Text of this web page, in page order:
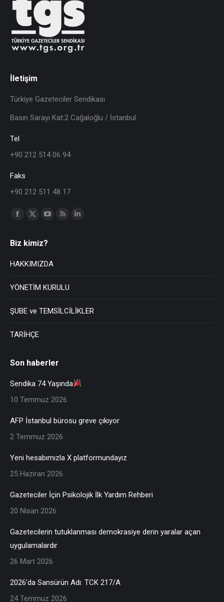
İletişim
Türkiye Gazeteciler Sendikası
Basın Sarayı Kat:2 Cağaloğlu / İstanbul
Tel
+90 212 514 06 94
Faks
+90 212 511 48 17
Find us on:
Biz kimiz?
HAKKIMIZDA
YÖNETİM KURULU
ŞUBE ve TEMSİLCİLİKLER
TARİHÇE
Son haberler
Sendika 74 Yaşında
10 Temmuz 2026
AFP İstanbul bürosu greve çıkıyor
2 Temmuz 2026
Yeni hesabımızla X platformundayız
25 Haziran 2026
Gazeteciler İçin Psikolojik İlk Yardım Rehberi
20 Nisan 2026
Gazetecilerin tutuklanması demokrasiye derin yaralar açan
uygulamalardır
26 Mart 2026
2026’da Sansürün Adı: TCK 217/A
24 Temmuz 2026